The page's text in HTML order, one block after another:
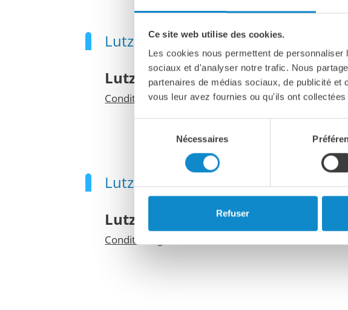
Ce site web utilise des cookies.
Les cookies nous permettent de
sociaux et d'analyser notre trafic. Nous
partenaires de médias sociaux, de publicité
vous leur avez fournies ou qu'ils ont
consentement
Nécessaires
Refuser
Lutze Conveying Belux BV
Lutze Conveying Belux BV
Conditions générales de livraison et de vente
Lutze Process Belux BV
Lutze Process Belux BV
Conditions générales de livraison et de vente